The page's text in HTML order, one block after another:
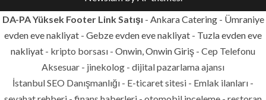
DA-PA Yüksek Footer Link Satışı - Ankara Catering- Ümraniye
evden eve nakliyat - Gebze evden eve nakliyat - Tuzla evden eve
nakliyat - kripto borsası - Onwin, Onwin Giriş - Cep Telefonu
Aksesuar - jinekolog - dijital pazarlama ajansı
İstanbul SEO Danışmanlığı - E-ticaret sitesi - Emlak ilanları -